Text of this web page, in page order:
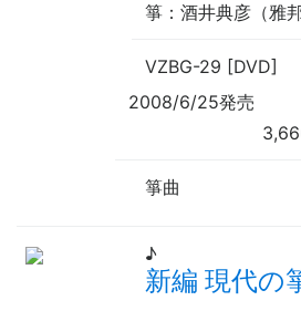
箏 ：酒井典彦（雅邦
VZBG-29 [DVD]
2008/6/25発売
箏曲
♪
新編 現代の